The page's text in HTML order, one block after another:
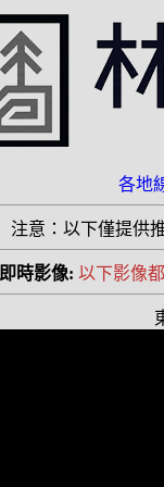
各地
注意：以下僅提供
時影像: 以下影像